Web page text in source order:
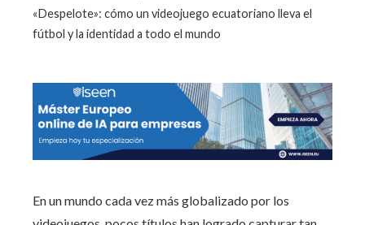
«Despelote»: cómo un videojuego ecuatoriano lleva el
fútbol y la identidad a todo el mundo
En un mundo cada vez más globalizado por los